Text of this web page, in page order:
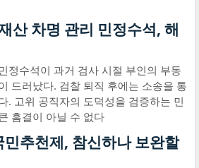
산 차명 관리 민정수석, 해
정수석이 과거 검사 시절 부인의 부동
드러났다. 검찰 퇴직 후에는 소송을 통
. 고위 공직자의 도덕성을 검증하는 민
흠결이 아닐 수 없다
민추천제, 참신하나 보완할